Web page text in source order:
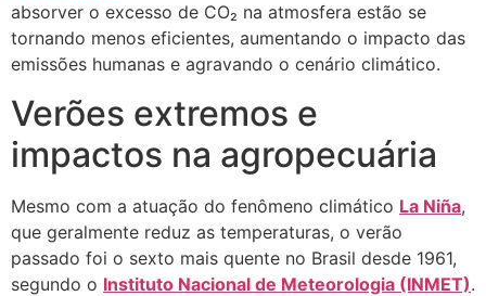
absorver o excesso de CO₂ na atmosfera estão se
tornando menos eficientes, aumentando o impacto das
emissões humanas e agravando o cenário climático.
Verões extremos e
impactos na agropecuária
Mesmo com a atuação do fenômeno climático La Niña,
que geralmente reduz as temperaturas, o verão
passado foi o sexto mais quente no Brasil desde 1961,
segundo o Instituto Nacional de Meteorologia (INMET).